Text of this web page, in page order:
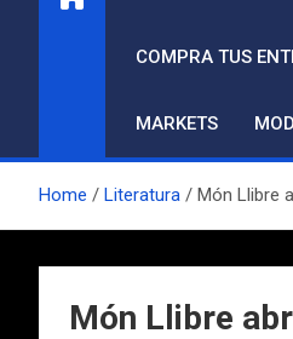
COMPRA TUS
MARKETS
Home Literatura Món Llibre
Món Llibre